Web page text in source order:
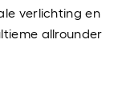
verlichting en
allrounder